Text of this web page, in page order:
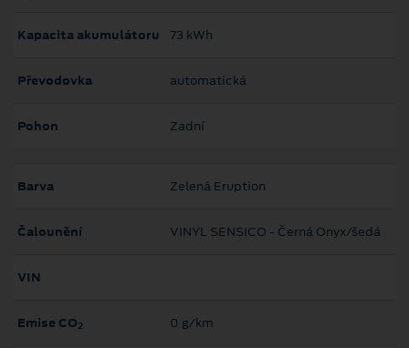
Kapacita akumulátoru 73 kWh
Převodovka automatická
Pohon Zadní
Barva Zelená Eruption
Čalounění VINYL SENSICO - Černá Onyx/šedá
VIN
Emise CO2 0 g/km